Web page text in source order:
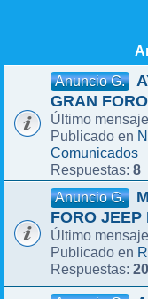
Anuncio G.
GRAN
Último
Publicado en
Comunicados
Respuestas: 8
Anuncio G.
FORO JEEP
Último
Publicado en
Respuestas: